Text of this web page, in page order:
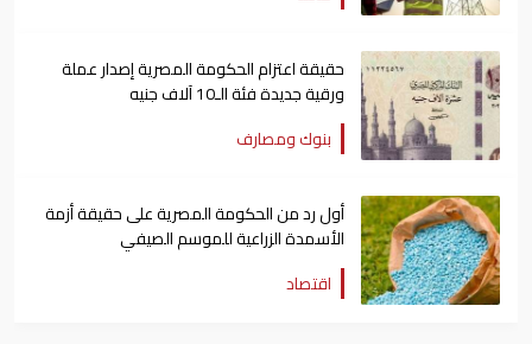
حقيقة اعتزام الحكومة المصرية إصدار عملة
ورقية جديدة فئة الـ10 آلاف جنيه
بنوك ومصارف
أول رد من الحكومة المصرية على حقيقة أزمة
الأسمدة الزراعية للموسم الصيفي
اقتصاد